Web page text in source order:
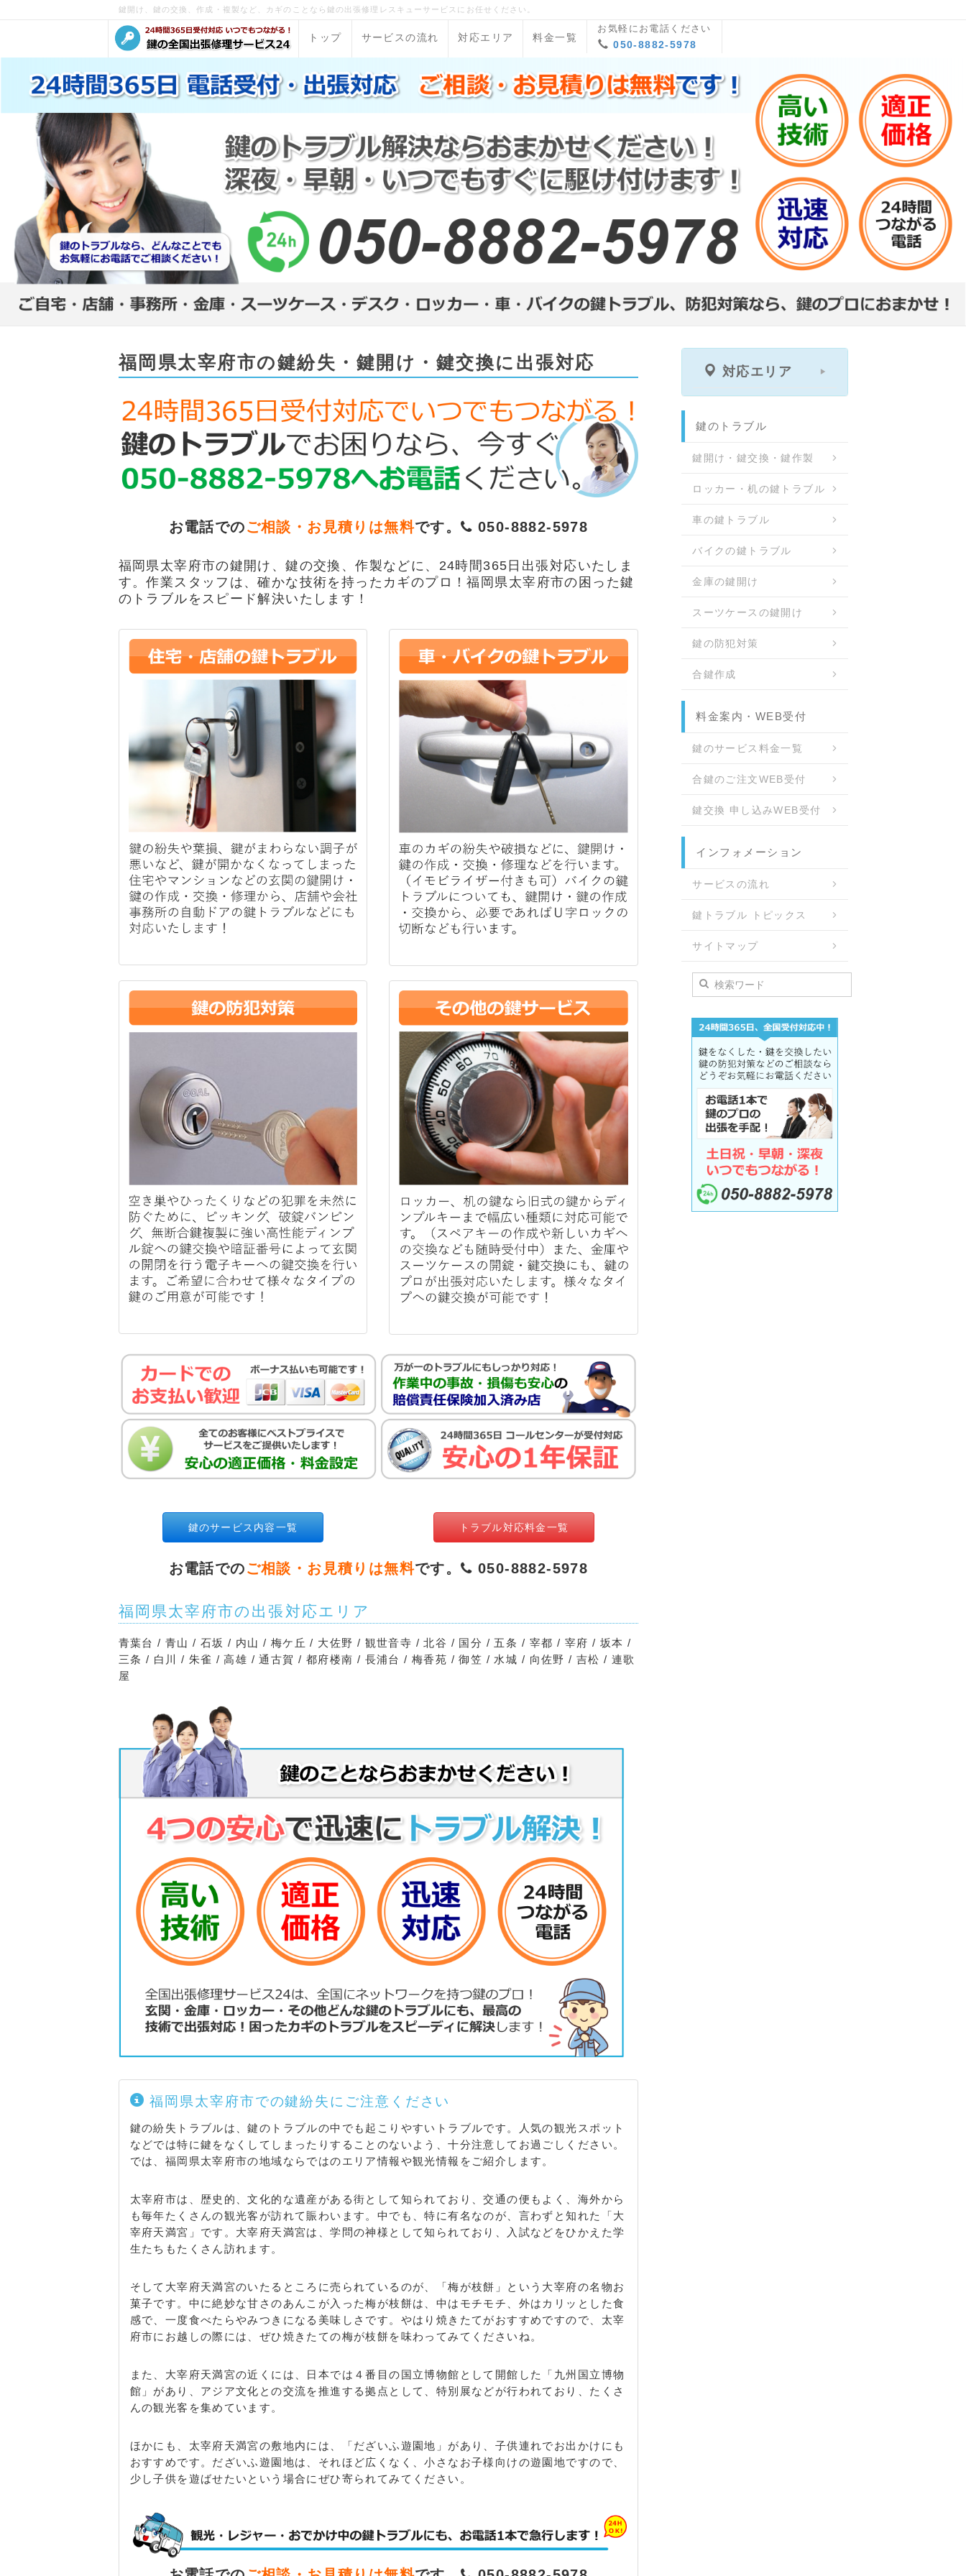
鍵開け、鍵の交換、作成・複製など、カギのことなら鍵の出張修理レスキューサービスにお任せください。
トップ サービスの流れ 対応エリア 料金一覧
お気軽にお電話ください
050-8882-5978
福岡県太宰府市の鍵紛失・鍵開け・鍵交換に出張対応
お電話でのご相談・お見積りは無料です。 050-8882-5978
福岡県太宰府市の鍵開け、鍵の交換、作製などに、24時間365日出張対応いたしま
す。作業スタッフは、確かな技術を持ったカギのプロ！福岡県太宰府市の困った鍵
のトラブルをスピード解決いたします！
鍵のサービス内容一覧 トラブル対応料金一覧
お電話でのご相談・お見積りは無料です。 050-8882-5978
福岡県太宰府市の出張対応エリア
青葉台 / 青山 / 石坂 / 内山 / 梅ケ丘 / 大佐野 / 観世音寺 / 北谷 / 国分 / 五条 / 宰都 / 宰府 / 坂本 /
三条 / 白川 / 朱雀 / 高雄 / 通古賀 / 都府楼南 / 長浦台 / 梅香苑 / 御笠 / 水城 / 向佐野 / 吉松 / 連歌
屋
福岡県太宰府市での鍵紛失にご注意ください
鍵の紛失トラブルは、鍵のトラブルの中でも起こりやすいトラブルです。人気の観光スポット
などでは特に鍵をなくしてしまったりすることのないよう、十分注意してお過ごしください。
では、福岡県太宰府市の地域ならではのエリア情報や観光情報をご紹介します。
太宰府市は、歴史的、文化的な遺産がある街として知られており、交通の便もよく、海外から
も毎年たくさんの観光客が訪れて賑わいます。中でも、特に有名なのが、言わずと知れた「大
宰府天満宮」です。大宰府天満宮は、学問の神様として知られており、入試などをひかえた学
生たちもたくさん訪れます。
そして大宰府天満宮のいたるところに売られているのが、「梅が枝餅」という大宰府の名物お
菓子です。中に絶妙な甘さのあんこが入った梅が枝餅は、中はモチモチ、外はカリッとした食
感で、一度食べたらやみつきになる美味しさです。やはり焼きたてがおすすめですので、太宰
府市にお越しの際には、ぜひ焼きたての梅が枝餅を味わってみてくださいね。
また、大宰府天満宮の近くには、日本では４番目の国立博物館として開館した「九州国立博物
館」があり、アジア文化との交流を推進する拠点として、特別展などが行われており、たくさ
んの観光客を集めています。
ほかにも、太宰府天満宮の敷地内には、「だざいふ遊園地」があり、子供連れでお出かけにも
おすすめです。だざいふ遊園地は、それほど広くなく、小さなお子様向けの遊園地ですので、
少し子供を遊ばせたいという場合にぜひ寄られてみてください。
対応エリア
鍵のトラブル
鍵開け・鍵交換・鍵作製
ロッカー・机の鍵トラブル
車の鍵トラブル
バイクの鍵トラブル
金庫の鍵開け
スーツケースの鍵開け
鍵の防犯対策
合鍵作成
料金案内・WEB受付
鍵のサービス料金一覧
合鍵のご注文WEB受付
鍵交換 申し込みWEB受付
インフォメーション
サービスの流れ
鍵トラブル トピックス
サイトマップ